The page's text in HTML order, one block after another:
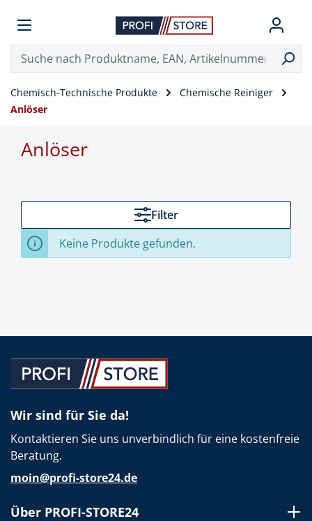
Chemisch-Technische Produkte
Chemische Reiniger
Anlöser
Anlöser
Filter
Keine Produkte gefunden.
Wir sind für Sie da!
Kontaktieren Sie uns unverbindlich für eine kostenfreie
Beratung.
moin@profi-store24.de
Über PROFI-STORE24